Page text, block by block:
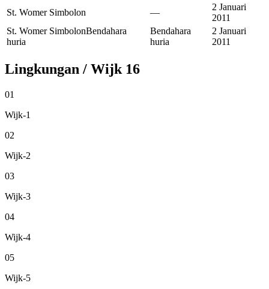
St. Womer Simbolon
—
2 Januari
2011
St. Womer SimbolonBendahara
huria
Bendahara
huria
2 Januari
2011
Lingkungan / Wijk 16
01
Wijk-1
02
Wijk-2
03
Wijk-3
04
Wijk-4
05
Wijk-5